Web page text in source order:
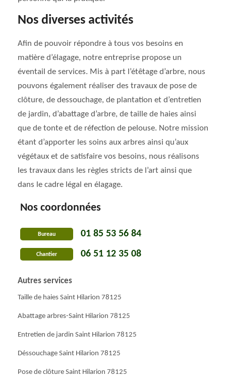
Nos diverses activités
Afin de pouvoir répondre à tous vos besoins en
matière d’élagage, notre entreprise propose un
éventail de services. Mis à part l’étêtage d’arbre, nous
pouvons également réaliser des travaux de pose de
clôture, de dessouchage, de plantation et d’entretien
de jardin, d’abattage d’arbre, de taille de haies ainsi
que de tonte et de réfection de pelouse. Notre mission
étant d’apporter les soins aux arbres ainsi qu’aux
végétaux et de satisfaire vos besoins, nous réalisons
les travaux dans les règles stricts de l’art ainsi que
dans le cadre légal en élagage.
Nos coordonnées
Bureau 01 85 53 56 84
Chantier 06 51 12 35 08
Autres services
Taille de haies Saint Hilarion 78125
Abattage arbres-Saint Hilarion 78125
Entretien de jardin Saint Hilarion 78125
Déssouchage Saint Hilarion 78125
Pose de clôture Saint Hilarion 78125